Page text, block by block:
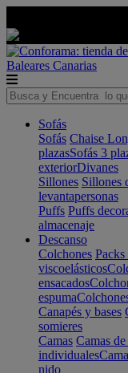
Baleares Canarias
Sofás
Sofás Chaise
plazasSofás 3
exteriorDivanes
Sillones Sillones
levantapersonas
Puffs Puffs
almacenaje
Descanso
Colchones
viscoelásticos
ensacados
espuma
Canapés y bases
somieres
Camas Camas
individuales
nido